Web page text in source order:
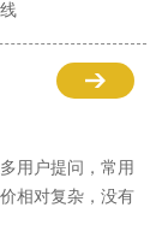
用户提问，常用
相对复杂，没有